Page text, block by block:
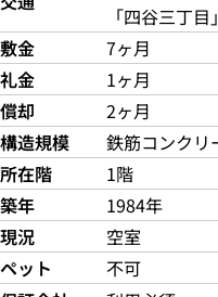
「四谷三丁
敷金
7ヶ月
礼金
1ヶ月
償却
2ヶ月
構造規模
鉄筋コンクリ
所在階
1階
築年
1984年
現況
空室
ペット
不可